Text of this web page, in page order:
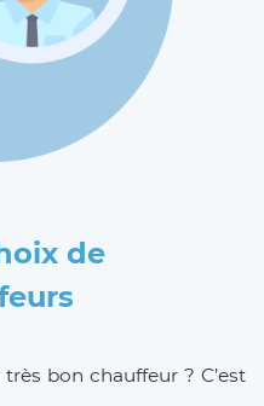
de
bon chauffeur ? C’est